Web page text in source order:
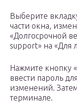
Выберите
части окна,
«Долгосрочной
support» на «Для
Нажмите кнопку
ввести пароль
изменений.
терминале.